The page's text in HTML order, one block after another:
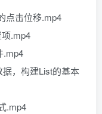
点击位移.mp4
.mp4
.mp4
，构建List的基本
.mp4